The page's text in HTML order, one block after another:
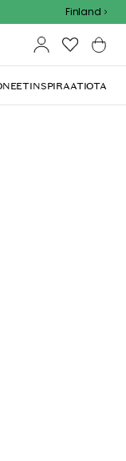
Finland
INSPIRAATIOTA